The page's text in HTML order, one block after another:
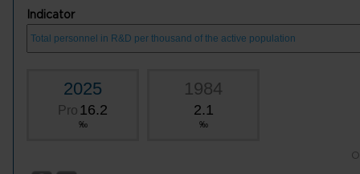
Indicator
2025
Pro 16.2
‰
1984
2.1
‰